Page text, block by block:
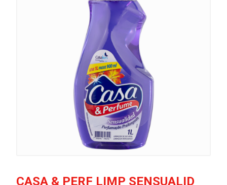
CASA & PERF LIMP SENSUALID